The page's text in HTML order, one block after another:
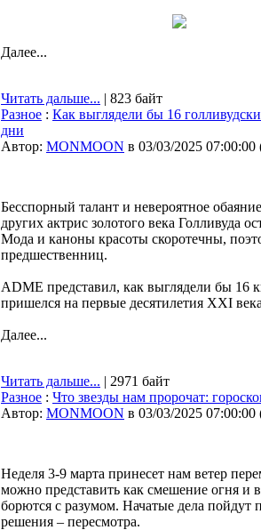
Далее...
Читать дальше... | 823 байт
Разное : Как выглядели бы 16
дни
Автор: MONMOON в 03/03/2025 07:00:00
Бесспорный талант и невероятное
других актрис золотого века Голливуда
Мода и каноны красоты скоротечны,
предшественниц.
ADME представил, как выглядели бы 16
пришелся на первые десятилетия XXI
Далее...
Читать дальше... | 2971 байт
Разное : Что звезды нам пророчат:
Автор: MONMOON в 03/03/2025 07:00:00
Неделя 3-9 марта принесет нам ветер
можно представить как смешение огня и
борются с разумом. Начатые дела
решения – пересмотра.